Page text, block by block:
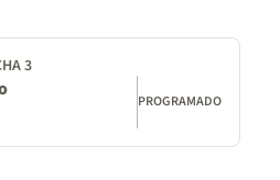
3
PROGRAMADO